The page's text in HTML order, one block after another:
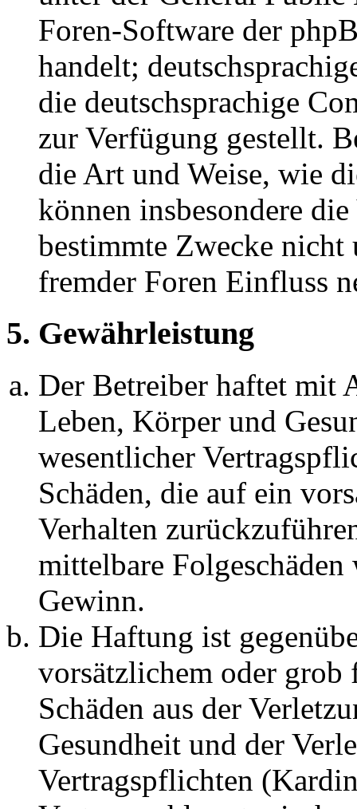
Foren-Software der
handelt;
die deutschsprachige
zur Verfügung gestellt.
die Art und Weise, wie
können insbesondere
bestimmte Zwecke nicht
fremder Foren Einfluss
5. Gewährleistung
Der Betreiber haftet mit
Leben, Körper und
wesentlicher
Schäden, die auf ein
Verhalten
mittelbare Folgeschäden
Gewinn.
Die Haftung ist
vorsätzlichem oder grob
Schäden aus der
Gesundheit und der
Vertragspflichten